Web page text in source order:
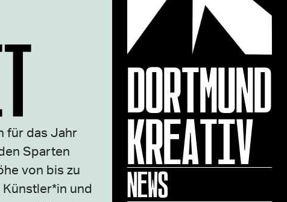
DORTMUND
KREATIV
NEWS
für das Jahr
Sparten
von bis zu
und